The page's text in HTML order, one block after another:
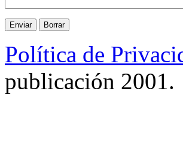
Política de
publicación 2001.